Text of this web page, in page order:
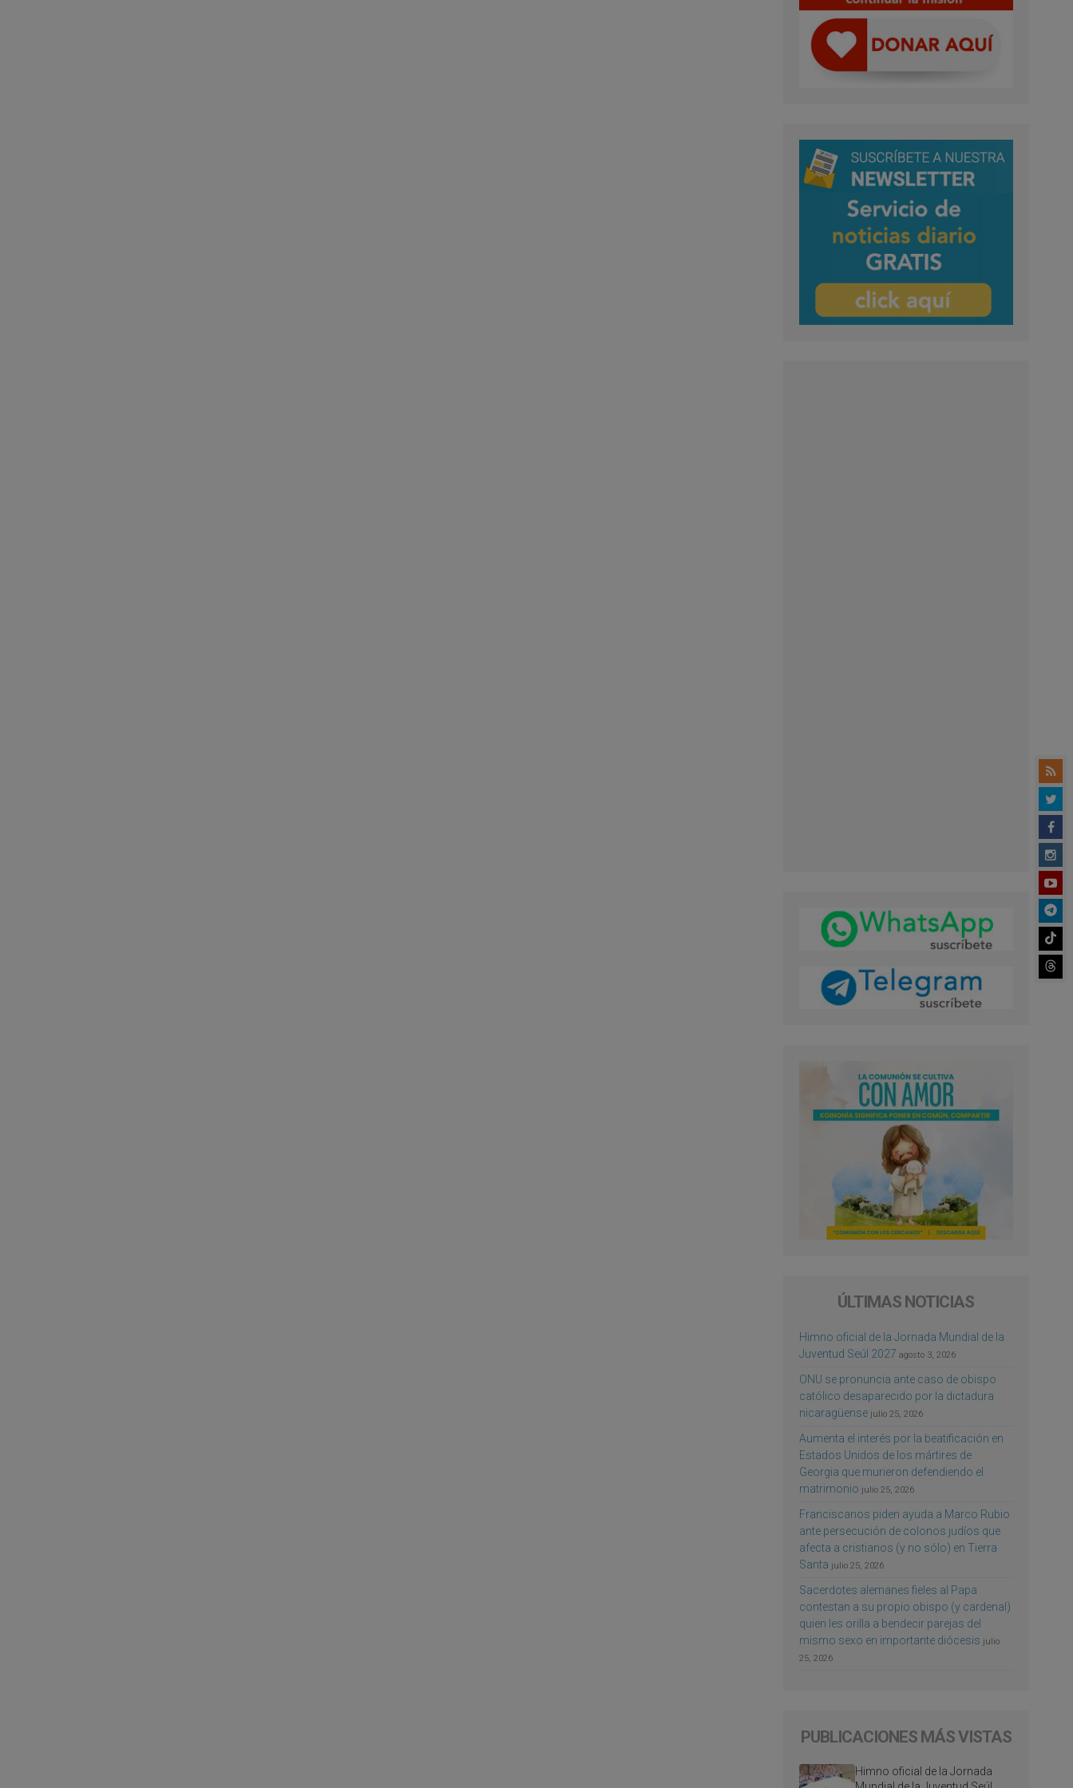
ÚLTIMAS NOTICIAS
Himno oficial de la Jornada Mundial de la
Juventud Seúl 2027 agosto 3, 2026
ONU se pronuncia ante caso de obispo
católico desaparecido por la dictadura
nicaragüense julio 25, 2026
Aumenta el interés por la beatificación en
Estados Unidos de los mártires de
Georgia que murieron defendiendo el
matrimonio julio 25, 2026
Franciscanos piden ayuda a Marco Rubio
ante persecución de colonos judíos que
afecta a cristianos (y no sólo) en Tierra
Santa julio 25, 2026
Sacerdotes alemanes fieles al Papa
contestan a su propio obispo (y cardenal)
quien les orilla a bendecir parejas del
mismo sexo en importante diócesis julio
25, 2026
PUBLICACIONES MÁS VISTAS
Himno oficial de la Jornada